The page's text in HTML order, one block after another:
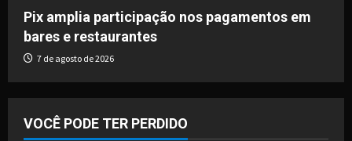
Pix amplia participação nos pagamentos em
bares e restaurantes
7 de agosto de 2026
VOCÊ PODE TER PERDIDO